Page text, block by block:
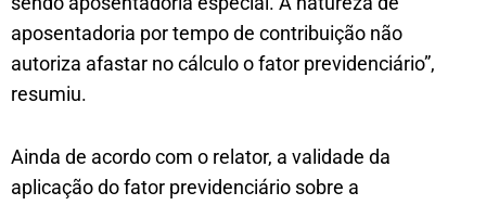
aposentadoria por tempo de contribuição não
autoriza afastar no cálculo o fator previdenciário”,
resumiu.
Ainda de acordo com o relator, a validade da
aplicação do fator previdenciário sobre a